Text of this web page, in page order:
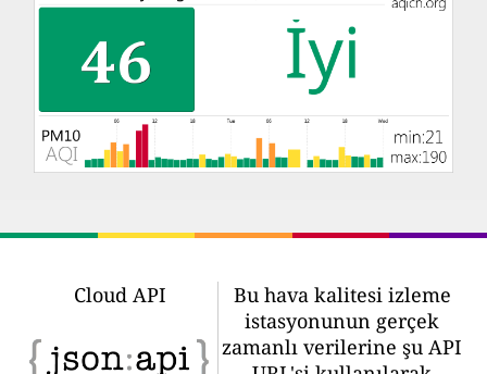
Cloud API
Bu hava kalitesi izleme
istasyonunun gerçek
zamanlı verilerine şu API